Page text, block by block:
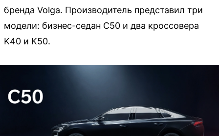
бренда Volga. Производитель представил три
модели: бизнес-седан C50 и два кроссовера
K40 и K50.